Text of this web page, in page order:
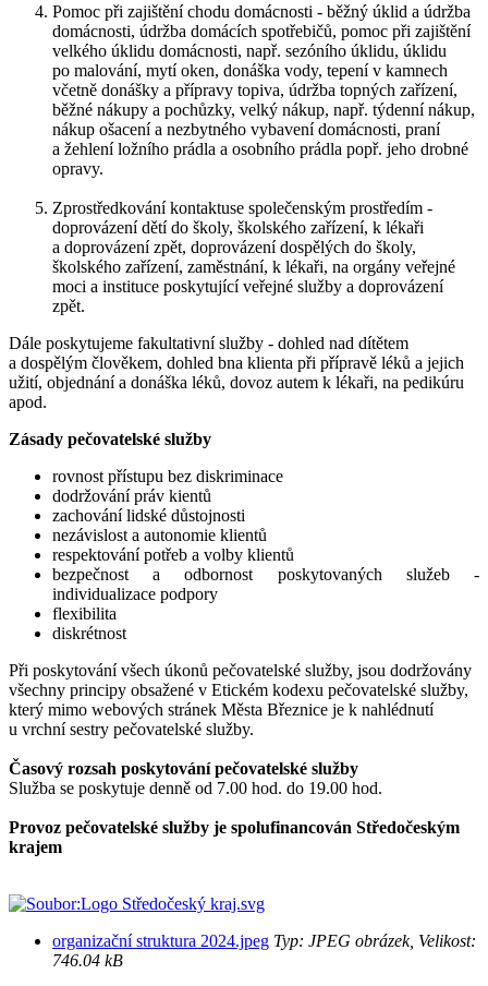
Pomoc při zajištění chodu domácnosti - běžný úklid a údržba
domácnosti, údržba domácích spotřebičů, pomoc při zajištění
velkého úklidu domácnosti, např. sezóního úklidu, úklidu
po malování, mytí oken, donáška vody, tepení v kamnech
včetně donášky a přípravy topiva, údržba topných zařízení,
běžné nákupy a pochůzky, velký nákup, např. týdenní nákup,
nákup ošacení a nezbytného vybavení domácnosti, praní
a žehlení ložního prádla a osobního prádla popř. jeho drobné
opravy.
Zprostředkování kontaktuse společenským prostředím -
doprovázení dětí do školy, školského zařízení, k lékaři
a doprovázení zpět, doprovázení dospělých do školy,
školského zařízení, zaměstnání, k lékaři, na orgány veřejné
moci a instituce poskytující veřejné služby a doprovázení
zpět.
Dále poskytujeme fakultativní služby - dohled nad dítětem
a dospělým člověkem, dohled bna klienta při přípravě léků a jejich
užití, objednání a donáška léků, dovoz autem k lékaři, na pedikúru
apod.
Zásady pečovatelské služby
rovnost přístupu bez diskriminace
dodržování práv kientů
zachování lidské důstojnosti
nezávislost a autonomie klientů
respektování potřeb a volby klientů
bezpečnost a odbornost poskytovaných služeb -
individualizace podpory
flexibilita
diskrétnost
Při poskytování všech úkonů pečovatelské služby, jsou dodržovány
všechny principy obsažené v Etickém kodexu pečovatelské služby,
který mimo webových stránek Města Březnice je k nahlédnutí
u vrchní sestry pečovatelské služby.
Časový rozsah poskytování pečovatelské služby
Služba se poskytuje denně od 7.00 hod. do 19.00 hod.
Provoz pečovatelské služby je spolufinancován Středočeským
krajem
organizační struktura 2024.jpeg Typ: JPEG obrázek, Velikost:
746.04 kB